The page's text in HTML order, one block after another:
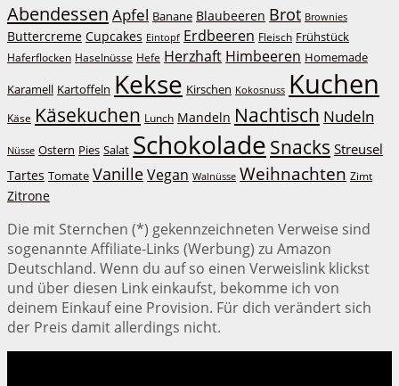
Abendessen Apfel Banane Blaubeeren Brot Brownies
Buttercreme Cupcakes Eintopf Erdbeeren Fleisch Frühstück
Haferflocken Haselnüsse Hefe Herzhaft Himbeeren Homemade
Karamell Kartoffeln Kekse Kirschen Kokosnuss Kuchen
Käse Käsekuchen Lunch Mandeln Nachtisch Nudeln
Nüsse Ostern Pies Salat Schokolade Snacks Streusel
Tartes Tomate VanilleVegan Walnüsse Weihnachten Zimt
Zitrone
Die mit Sternchen (*) gekennzeichneten Verweise sind
sogenannte Affiliate-Links (Werbung) zu Amazon
Deutschland. Wenn du auf so einen Verweislink klickst
und über diesen Link einkaufst, bekomme ich von
deinem Einkauf eine Provision. Für dich verändert sich
der Preis damit allerdings nicht.